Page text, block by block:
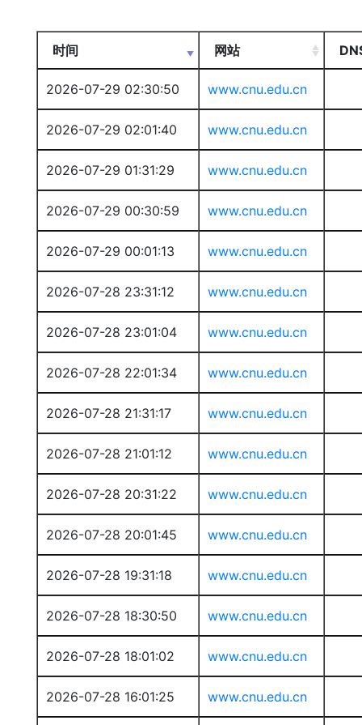
时间 网站
2026-07-29 02:30:50 www.cnu.edu.cn
2026-07-29 02:01:40 www.cnu.edu.cn
2026-07-29 01:31:29 www.cnu.edu.cn
2026-07-29 00:30:59 www.cnu.edu.cn
2026-07-29 00:01:13 www.cnu.edu.cn
2026-07-28 23:31:12 www.cnu.edu.cn
2026-07-28 23:01:04 www.cnu.edu.cn
2026-07-28 22:01:34 www.cnu.edu.cn
2026-07-28 21:31:17 www.cnu.edu.cn
2026-07-28 21:01:12 www.cnu.edu.cn
2026-07-28 20:31:22 www.cnu.edu.cn
2026-07-28 20:01:45 www.cnu.edu.cn
2026-07-28 19:31:18 www.cnu.edu.cn
2026-07-28 18:30:50 www.cnu.edu.cn
2026-07-28 18:01:02 www.cnu.edu.cn
2026-07-28 16:01:25 www.cnu.edu.cn